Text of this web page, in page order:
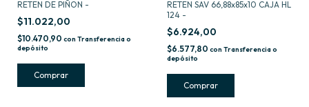
RETEN DE PIÑON -
$11.022,00
$10.470,90 con Transferencia o
depósito
RETEN SAV 66,88x85x10 CAJA HL
124 -
$6.924,00
$6.577,80 con Transferencia o
depósito